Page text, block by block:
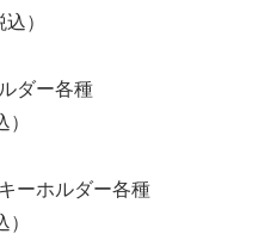
）
ダー各種
ーホルダー各種